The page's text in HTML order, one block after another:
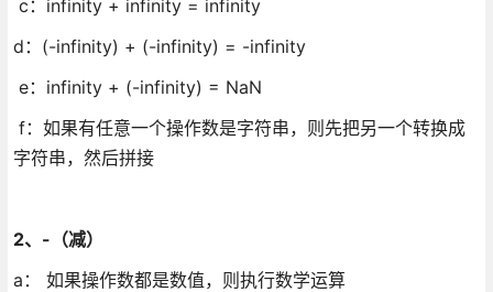
c：infinity + infinity = infinity
d：(-infinity) + (-infinity) = -infinity
e：infinity + (-infinity) = NaN
f：如果有任意一个操作数是字符串，则先把另一个转换成
字符串，然后拼接
2、-（减）
a： 如果操作数都是数值，则执行数学运算